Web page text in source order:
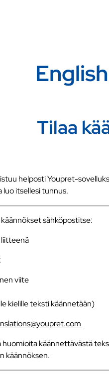
Tilaa
helposti Youpret-
luo itsellesi tunnus.
sähköpostitse:
liitteenä
viite
kielille teksti käännetään)
käännettävästä
käännöksen.